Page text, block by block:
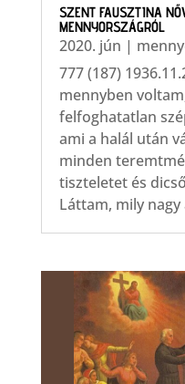
SZENT FAUSZTINA
MENNYORSZÁGRÓL
2020. jún |
777 (187)
mennyben
felfoghatatlan
ami a halál után
minden
tiszteletet és
Láttam, mily